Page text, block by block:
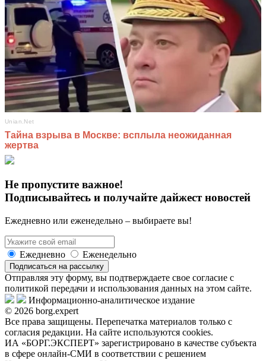
Не пропустите важное!
Подписывайтесь и получайте дайжест новостей
Ежедневно или еженедельно – выбираете вы!
Ежедневно Еженедельно
Подписаться на рассылку
Отправляя эту форму, вы подтверждаете свое согласие с
политикой передачи и использования данных на этом сайте.
Информационно-аналитическое издание
© 2026 borg.expert
Все права защищены. Перепечатка материалов только с
согласия редакции. На сайте используются cookies.
ИА «БОРГ.ЭКСПЕРТ» зарегистрировано в качестве субъекта
в сфере онлайн-СМИ в соответствии с решением